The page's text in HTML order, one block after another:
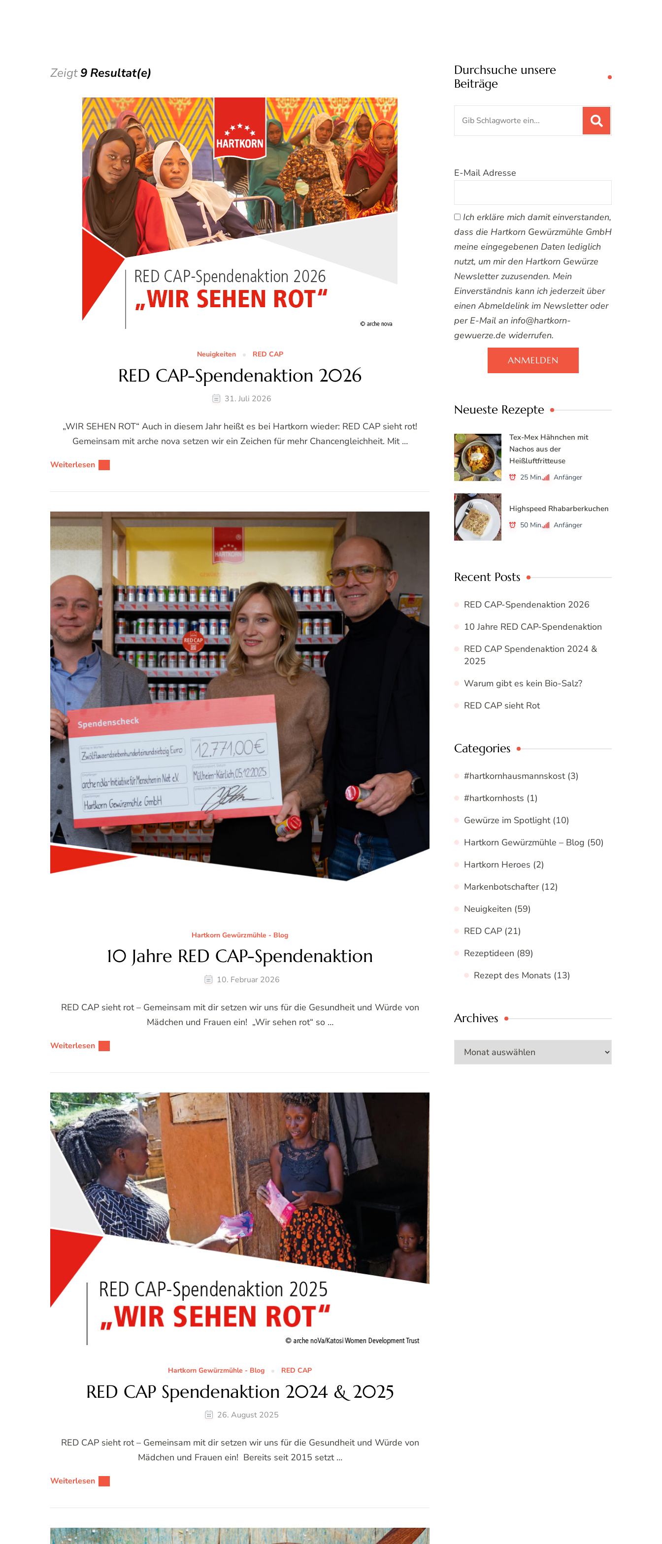
Zeigt9 Resultat(e)
Neuigkeiten RED CAP
RED CAP-Spendenaktion 2026
31. Juli 2026
„WIR SEHEN ROT“ Auch in diesem Jahr heißt es bei Hartkorn wieder: RED CAP sieht rot!
Gemeinsam mit arche nova setzen wir ein Zeichen für mehr Chancengleichheit. Mit …
Weiterlesen
Hartkorn Gewürzmühle - Blog
10 Jahre RED CAP-Spendenaktion
10. Februar 2026
RED CAP sieht rot – Gemeinsam mit dir setzen wir uns für die Gesundheit und Würde von
Mädchen und Frauen ein! „Wir sehen rot“ so …
Weiterlesen
Hartkorn Gewürzmühle - Blog RED CAP
RED CAP Spendenaktion 2024 & 2025
26. August 2025
RED CAP sieht rot – Gemeinsam mit dir setzen wir uns für die Gesundheit und Würde von
Mädchen und Frauen ein! Bereits seit 2015 setzt …
Weiterlesen
Durchsuche unsere
Beiträge
E-Mail Adresse
Ich erkläre mich damit einverstanden,
dass die Hartkorn Gewürzmühle GmbH
meine eingegebenen Daten lediglich
nutzt, um mir den Hartkorn Gewürze
Newsletter zuzusenden. Mein
Einverständnis kann ich jederzeit über
einen Abmeldelink im Newsletter oder
per E-Mail an info@hartkorn-
gewuerze.de widerrufen.
ANMELDEN
Neueste Rezepte
Tex-Mex Hähnchen mit
Nachos aus der
Heißluftfritteuse
25 Min. Anfänger
Highspeed Rhabarberkuchen
50 Min. Anfänger
Recent Posts
RED CAP-Spendenaktion 2026
10 Jahre RED CAP-Spendenaktion
RED CAP Spendenaktion 2024 &
2025
Warum gibt es kein Bio-Salz?
RED CAP sieht Rot
Categories
#hartkornhausmannskost(3)
#hartkornhosts (1)
Gewürze im Spotlight(10)
Hartkorn Gewürzmühle – Blog (50)
Hartkorn Heroes (2)
Markenbotschafter(12)
Neuigkeiten (59)
RED CAP (21)
Rezeptideen (89)
Rezept des Monats (13)
Archives
Archives